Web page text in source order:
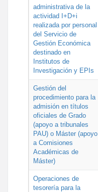
administrativa de la
actividad I+D+i
realizada por personal
del Servicio de
Gestión Económica
destinado en
Institutos de
Investigación y EPIs
Gestión del
procedimiento para la
admisión en títulos
oficiales de Grado
(apoyo a tribunales
PAU) o Máster (apoyo
a Comisiones
Académicas de
Máster)
Operaciones de
tesorería para la